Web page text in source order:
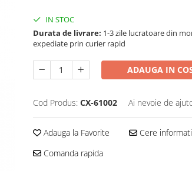
IN STOC
Durata de livrare: 1-3 zile lucratoare din
expediate prin curier rapid
ADAUGA IN
Cod Produs: CX-61002 Ai nevoie de
Adauga la Favorite Cere
Comanda rapida